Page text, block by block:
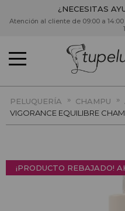
¿NECESITAS
Atención al cliente de 09:00 a
PELUQUERÍA » CHAMPU »
VIGORANCE EQUILIBRE
¡PRODUCTO REBAJADO!